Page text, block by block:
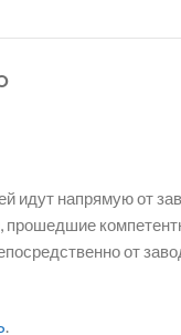
идут напрямую от
от
.